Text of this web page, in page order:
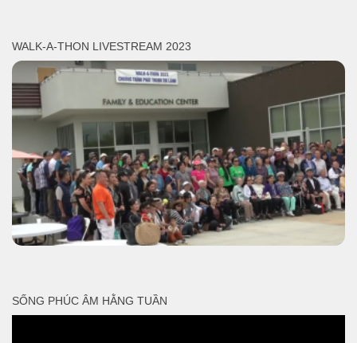
WALK-A-THON LIVESTREAM 2023
SỐNG PHÚC ÂM HẰNG TUẦN